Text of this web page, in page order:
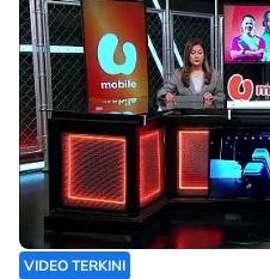
VIDEO TERKINI